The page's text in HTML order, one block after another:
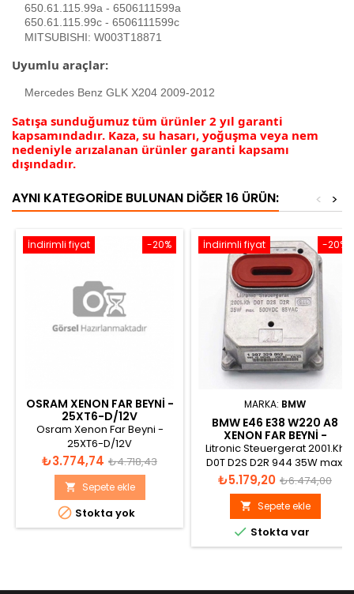
650.61.115.99a - 6506111599a
650.61.115.99c - 6506111599c
MITSUBISHI: W003T18871
Uyumlu araçlar:
Mercedes Benz GLK X204 2009-2012
Satışa sunduğumuz tüm ürünler 2 yıl garanti
kapsamındadır. Kaza, su hasarı, yoğuşma veya nem
nedeniyle arızalanan ürünler garanti kapsamı
dışındadır.
AYNI KATEGORIDE BULUNAN DIĞER 16 ÜRÜN: >
<
-20%
İndirimli fiyat
OSRAM XENON FAR BEYNI -
25XT6-D/12V
Osram Xenon Far Beyni -
25XT6-D/12V
Fiyat
₺3.774,74 Normal
fiyat
₺4.718,43
 Sepete ekle
 Stokta yok
-20%
İndirimli fiyat
MARKA: BMW
BMW E46 E38 W220 A8
XENON FAR BEYNİ -
1307329023 61358376273
Litronic Steuergerat 2001.Kh
D0T D2S D2R 944 35W max.
500VDC 85VAC AL
Fiyat
₺5.179,20 Normal
fiyat
₺6.474,00
 Sepete ekle
 Stokta var